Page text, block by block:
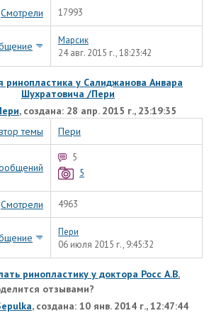
Смотрели 17993
Марсик
24 авг. 2015 г., 18:23:42
ринопластика у Салиджанова Анвара
Шухратовича /Пери
, создана: 28 апр. 2015 г., 23:19:35
темы
Пери
5
5
Смотрели 4963
Пери
06 июля 2015 г., 9:45:32
ринопластику у доктора Росс А.В.
отзывами?
, создана: 10 янв. 2014 г., 12:47:44